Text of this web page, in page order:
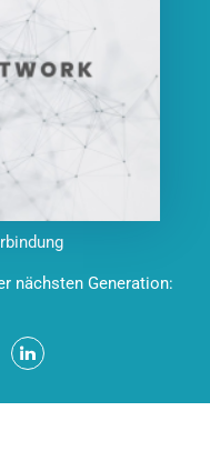
nächsten Generation: